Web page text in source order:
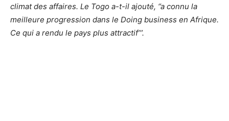
climat des affaires. Le Togo a-t-il ajouté, ‘’a connu la
meilleure progression dans le Doing business en Afrique.
Ce qui a rendu le pays plus attractif’’’.